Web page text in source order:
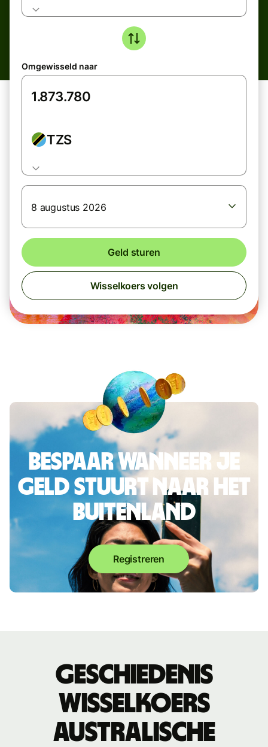
Omgewisseld naar
TZS
8 augustus 2026
Geld sturen
Wisselkoers volgen
Bespaar wanneer je
geld stuurt naar het
buitenland
Registreren
Geschiedenis
wisselkoers
Australische